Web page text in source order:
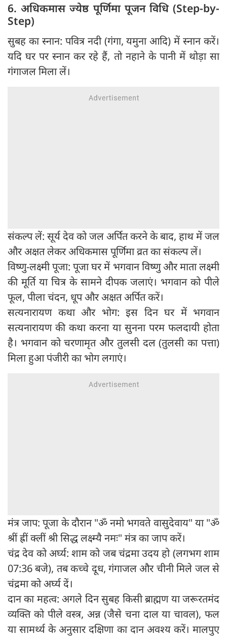
6. अधिकमास ज्येष्ठ पूर्णिमा पूजन विधि (Step-by-
Step)
सुबह का स्नान: पवित्र नदी (गंगा, यमुना आदि) में स्नान करें।
यदि घर पर स्नान कर रहे हैं, तो नहाने के पानी में थोड़ा सा
गंगाजल मिला लें।
संकल्प लें: सूर्य देव को जल अर्पित करने के बाद, हाथ में जल
और अक्षत लेकर अधिकमास पूर्णिमा व्रत का संकल्प लें।
विष्णु-लक्ष्मी पूजा: पूजा घर में भगवान विष्णु और माता लक्ष्मी
की मूर्ति या चित्र के सामने दीपक जलाएं। भगवान को पीले
फूल, पीला चंदन, धूप और अक्षत अर्पित करें।
सत्यनारायण कथा और भोग: इस दिन घर में भगवान
सत्यनारायण की कथा करना या सुनना परम फलदायी होता
है। भगवान को चरणामृत और तुलसी दल (तुलसी का पत्ता)
मिला हुआ पंजीरी का भोग लगाएं।
मंत्र जाप: पूजा के दौरान "ॐ नमो भगवते वासुदेवाय" या "ॐ
श्रीं ह्रीं क्लीं श्री सिद्ध लक्ष्म्यै नमः" मंत्र का जाप करें।
चंद्र देव को अर्घ्य: शाम को जब चंद्रमा उदय हो (लगभग शाम
07:36 बजे), तब कच्चे दूध, गंगाजल और चीनी मिले जल से
चंद्रमा को अर्घ्य दें।
दान का महत्व: अगले दिन सुबह किसी ब्राह्मण या जरूरतमंद
व्यक्ति को पीले वस्त्र, अन्न (जैसे चना दाल या चावल), फल
या सामर्थ्य के अनुसार दक्षिणा का दान अवश्य करें। मालपुए